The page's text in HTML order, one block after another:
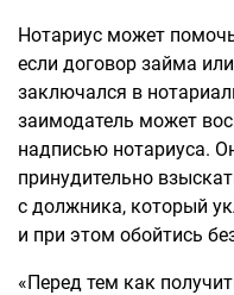
Нотариус может
если договор займа
заключался в
заимодатель может
надписью нотариуса.
принудительно
с должника, который
и при этом обойтись
«Перед тем как